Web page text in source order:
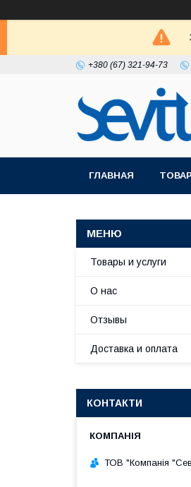
+380 (67) 321-94-73
ГЛАВНАЯ
Товары и услуги
О нас
Отзывы
Доставка и оплата
КОНТАКТИ
ТОВ "Компанія